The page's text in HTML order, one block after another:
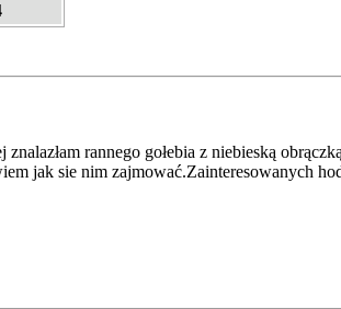
rannego gołebia z niebieską
jak sie nim zajmować.Zainteresowanych